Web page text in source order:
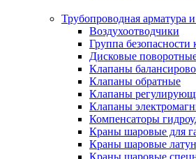
Трубопроводная арматура
Воздухоотводчики
Группа безопасности
Дисковые
Клапаны
Клапаны обратные
Клапаны
Клапаны
Компенсаторы
Краны шаровые для
Краны шаровые
Краны шаровые